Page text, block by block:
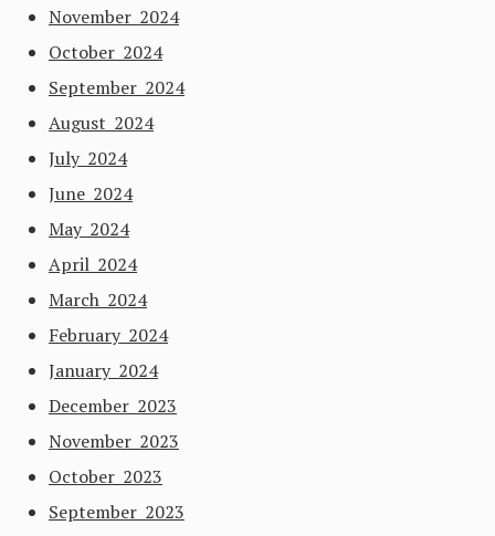
November 2024
October 2024
September 2024
August 2024
July 2024
June 2024
May 2024
April 2024
March 2024
February 2024
January 2024
December 2023
November 2023
October 2023
September 2023